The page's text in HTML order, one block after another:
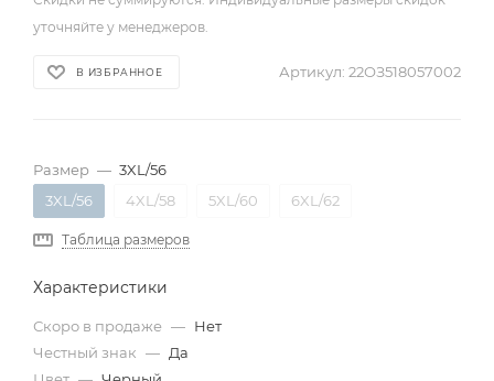
В ИЗБРАННОЕ Артикул: 22ОЗ518057002
Размер — 3XL/56
3XL/56
4XL/58 5XL/60 6XL/62
Таблица размеров
Характеристики
Скоро в продаже — Нет
Честный знак — Да
уточняйте у менеджеров.